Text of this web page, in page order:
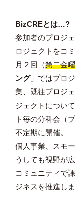
BizCREとは…?
参加者のプロジ
ロジェクトをコ
月２回（第二金
ング」ではプロ
集、既往プロジ
ジェクトについ
ト毎の分科会（
不定期に開催。
個人事業、スモ
うしても視野が
コミュニティで
ジネスを推進しま